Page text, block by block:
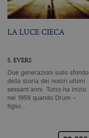
LA LUCE CIECA
S. EVERS
Due generazioni sullo sfondo
della storia dei nostri ultimi
sessant’anni. Tutto ha inizio
nel 1959 quando Drum –
figlio…
_gid